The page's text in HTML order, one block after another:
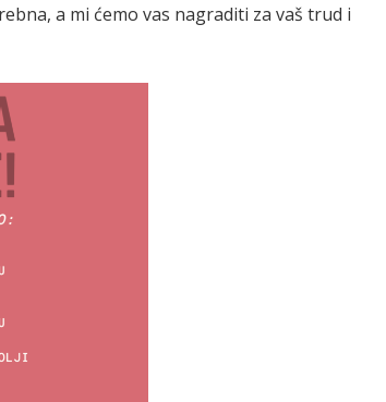
a mi ćemo vas nagraditi za vaš trud i